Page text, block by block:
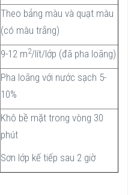
Theo bảng màu và quạt màu
(có màu trắng)
9-12 m2/lít/lớp (đã pha loãng)
Pha loãng với nước sạch 5-
10%
Khô bề mặt trong vòng 30
phút
Sơn lớp kế tiếp sau 2 giờ